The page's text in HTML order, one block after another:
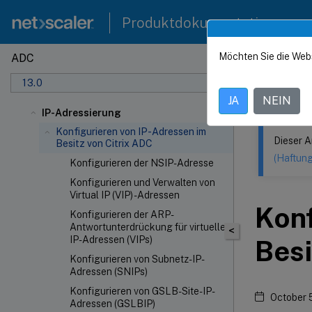
Produktdokumentation
ADC
13.0
IP-Adressierung
Konfigurieren von IP-Adressen im
Besitz von Citrix ADC
Konfigurieren der NSIP-Adresse
Konfigurieren und Verwalten von
Virtual IP (VIP) -Adressen
Konfigurieren der ARP-
Antwortunterdrückung für virtuelle
IP-Adressen (VIPs)
Konfigurieren von Subnetz-IP-
Adressen (SNIPs)
Konfigurieren von GSLB-Site-IP-
Adressen (GSLBIP)
Dieser Inhalt
<
Dieser
October
Möchten Sie die
JA NEIN